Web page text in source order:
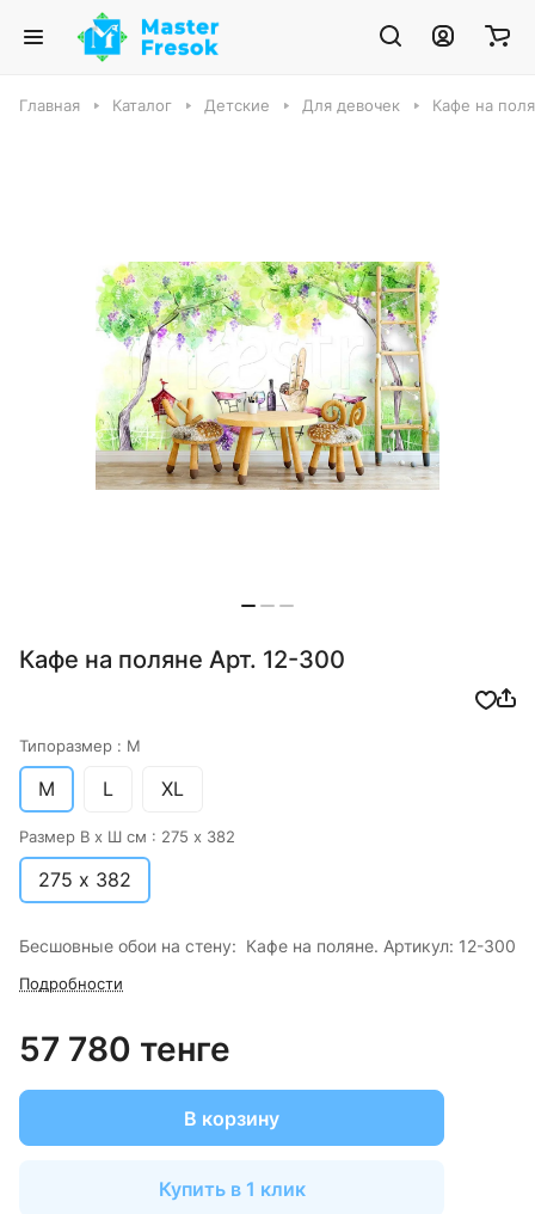
Главная Каталог Детские Для девочек Кафе на
Кафе на поляне Арт. 12-300
Типоразмер : M
M L XL
Размер В х Ш см : 275 х 382
275 х 382
Бесшовные обои на стену: Кафе на поляне. Артикул: 12-300
Подробности
57 780 тенге
В корзину
Купить в 1 клик